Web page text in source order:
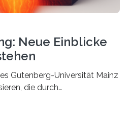
Neue Einblicke
Gutenberg-Universität Mainz
die durch
Erde darunter? Wo